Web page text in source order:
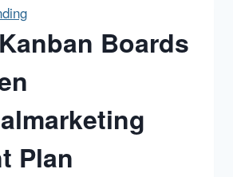
Boards
Plan